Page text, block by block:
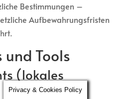
Bestimmungen –
Aufbewahrungsfristen
und Tools
(lokales
Privacy & Cookies Policy